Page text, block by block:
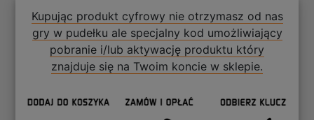
Kupując produkt cyfrowy nie otrzymasz od nas
gry w pudełku ale specjalny kod umożliwiający
pobranie i/lub aktywację produktu który
znajduje się na Twoim koncie w sklepie.